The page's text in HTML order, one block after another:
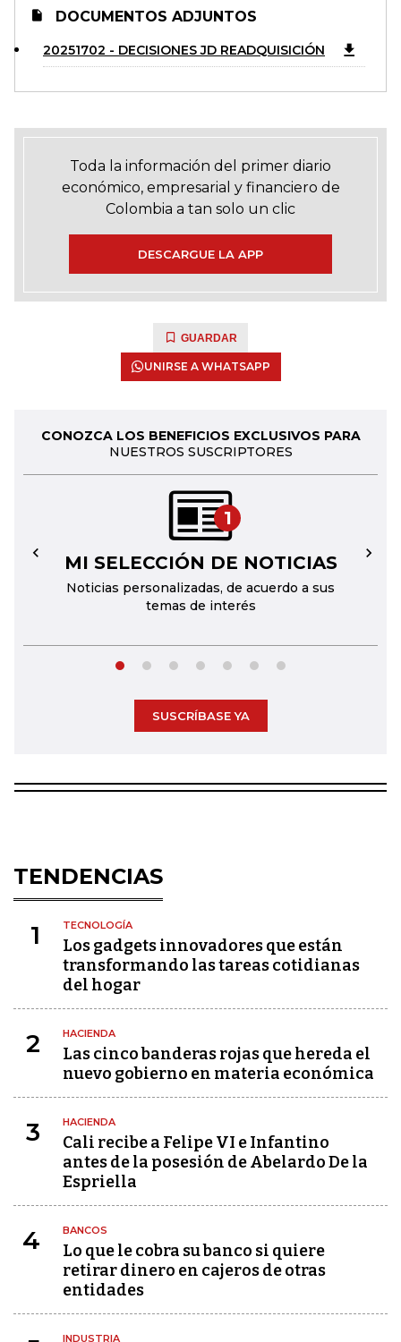
DOCUMENTOS ADJUNTOS
20251702 - DECISIONES JD READQUISICIÓN
Toda la información del primer diario
económico, empresarial y financiero de
Colombia a tan solo un clic
DESCARGUE LA APP
GUARDAR
UNIRSE A WHATSAPP
CONOZCA LOS BENEFICIOS EXCLUSIVOS PARA
NUESTROS SUSCRIPTORES
1
MI SELECCIÓN DE NOTICIAS
Noticias personalizadas, de acuerdo a sus
temas de interés
← →
SUSCRÍBASE YA
TENDENCIAS
1 TECNOLOGÍA
Los gadgets innovadores que están
transformando las tareas cotidianas
del hogar
2 HACIENDA
Las cinco banderas rojas que hereda el
nuevo gobierno en materia económica
3 HACIENDA
Cali recibe a Felipe VI e Infantino
antes de la posesión de Abelardo De la
Espriella
4 BANCOS
Lo que le cobra su banco si quiere
retirar dinero en cajeros de otras
entidades
INDUSTRIA